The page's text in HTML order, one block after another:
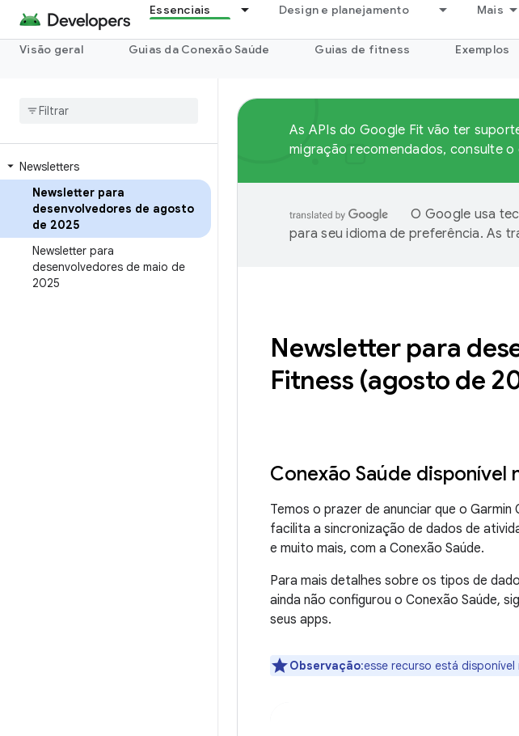
Essenciais Design e planejamento Mais
Visão geral Guias da Conexão Saúde Guias de fitness Exemplos
Newsletters
Newsletter para
desenvolvedores de agosto
de 2025
Newsletter para
desenvolvedores de maio de
2025
As APIs do Google Fit vão ter
migração recomendados, consulte o
O Google usa
para seu idioma de preferência. As
Newsletter para
Fitness (agosto de
Conexão Saúde disponível
Temos o prazer de anunciar que o
facilita a sincronização de dados de
e muito mais, com a Conexão Saúde.
Para mais detalhes sobre os tipos de
ainda não configurou o Conexão Saúde,
seus apps.
Observação:esse recurso está